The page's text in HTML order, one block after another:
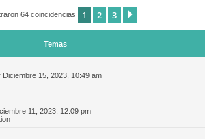
64 coincidencias 1 2 3
Temas
Diciembre 15, 2023, 10:49 am
11, 2023, 12:09 pm